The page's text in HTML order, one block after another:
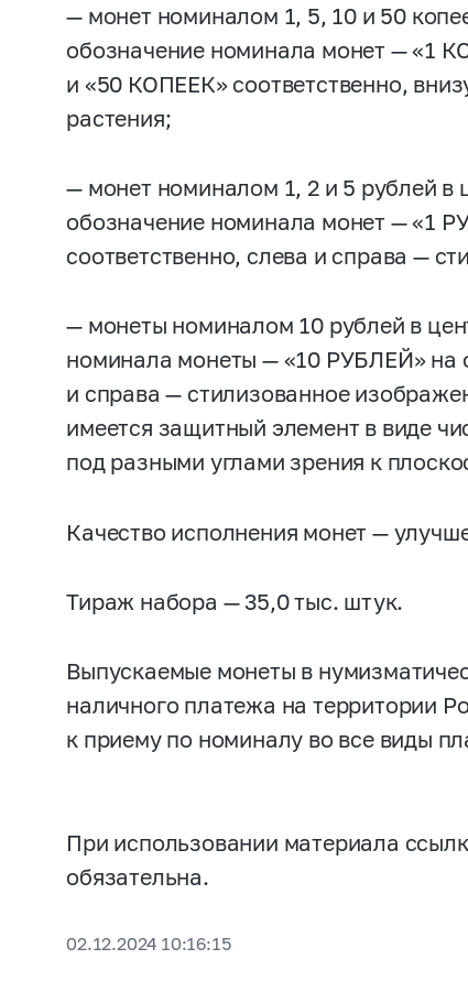
— монет номиналом 1, 5, 10 и 50
обозначение номинала монет — «1
и «50 КОПЕЕК» соответственно,
растения;
— монет номиналом 1, 2 и 5 рублей в
обозначение номинала монет — «1
соответственно, слева и справа —
— монеты номиналом 10 рублей в
номинала монеты — «10 РУБЛЕЙ» на
и справа — стилизованное
имеется защитный элемент в виде
под разными углами зрения к
Качество исполнения монет —
Тираж набора — 35,0 тыс. штук.
Выпускаемые монеты в
наличного платежа на территории
к приему по номиналу во все виды
При использовании материала
обязательна.
02.12.2024 10:16:15